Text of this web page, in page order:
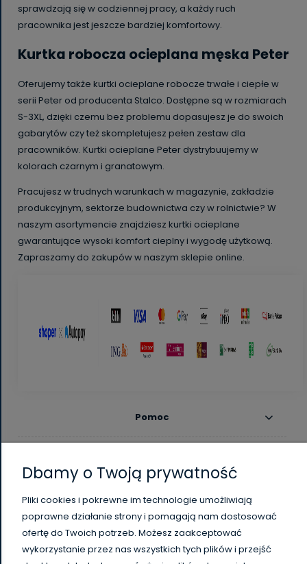
sprawdzają się w codziennej pracy, a każdy ruch
pracownika jest jeszcze bardziej komfortowy.
Kurtka robocza ocieplana męska Peter
Oferujemy także kurtki ocieplane robocze trwałe i ciepłe w
serii Peter od producenta Stalco. Dostępne są w rozmiarach
S-3XL, dzięki czemu bez problemu dopasujesz je do swoich
gabarytów czy też skompletujesz pełen zestaw dla
pracowników. Kurtki ocieplane Peter dystrybuujemy w
kolorach czarnym i granatowym.
Pracujesz w trudnych warunkach w magazynie, zakładzie
produkcyjnym, sektorze budownictwa czy w rolnictwie? W
naszym asortymencie znajdziesz kurtki ocieplane
gwarantujące wysoki komfort cieplny i wygodę użytkową.
Zapraszamy do zakupów w naszym sklepie online.
Pomoc
Informacje
Dbamy o Twoją prywatność
Pliki cookies i pokrewne im technologie umożliwiają
poprawne działanie strony i pomagają nam dostosować
ofertę do Twoich potrzeb. Możesz zaakceptować
wykorzystanie przez nas wszystkich tych plików i przejść